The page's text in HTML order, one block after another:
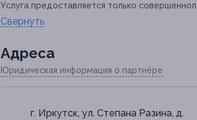
Услуга предоставляется только
Свернуть
Адресa
Юридическая информация о партнёре
г. Иркутск, ул. Степана Разина, д.